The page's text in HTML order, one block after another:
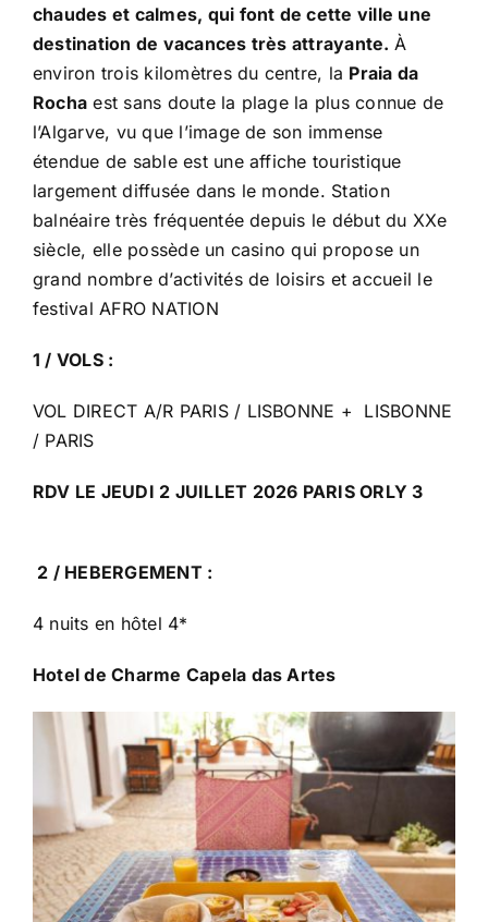
chaudes et calmes, qui font de cette ville une
destination de vacances très attrayante. À
environ trois kilomètres du centre, la Praia da
Rocha est sans doute la plage la plus connue de
l’Algarve, vu que l’image de son immense
étendue de sable est une affiche touristique
largement diffusée dans le monde. Station
balnéaire très fréquentée depuis le début du XXe
siècle, elle possède un casino qui propose un
grand nombre d’activités de loisirs et accueil le
festival AFRO NATION
1 / VOLS :
VOL DIRECT A/R PARIS / LISBONNE + LISBONNE
/ PARIS
RDV LE JEUDI 2 JUILLET 2026 PARIS ORLY 3
2 / HEBERGEMENT :
4 nuits en hôtel 4*
Hotel de Charme Capela das Artes